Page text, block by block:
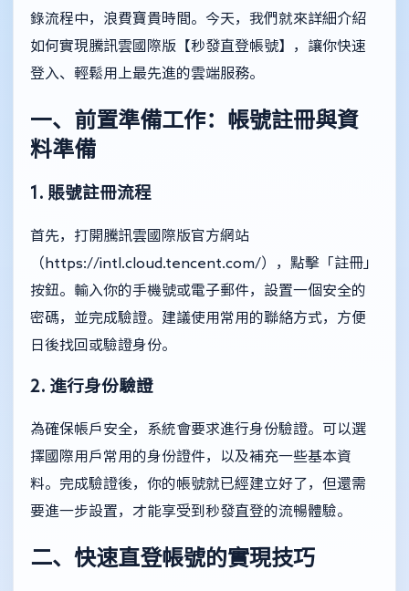
錄流程中，浪費寶貴時間。今天，我們就來詳細介紹
如何實現騰訊雲國際版【秒發直登帳號】，讓你快速
登入、輕鬆用上最先進的雲端服務。
一、前置準備工作：帳號註冊與資
料準備
1. 賬號註冊流程
首先，打開騰訊雲國際版官方網站
（https://intl.cloud.tencent.com/），點擊「註冊」
按鈕。輸入你的手機號或電子郵件，設置一個安全的
密碼，並完成驗證。建議使用常用的聯絡方式，方便
日後找回或驗證身份。
2. 進行身份驗證
為確保帳戶安全，系統會要求進行身份驗證。可以選
擇國際用戶常用的身份證件，以及補充一些基本資
料。完成驗證後，你的帳號就已經建立好了，但還需
要進一步設置，才能享受到秒發直登的流暢體驗。
二、快速直登帳號的實現技巧